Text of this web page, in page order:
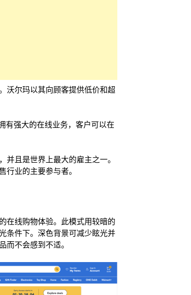
沃尔玛以其向顾客提供低价和超
有强大的在线业务，客户可以在
且是世界上最大的雇主之一。
业的主要参与者。
在线购物体验。此模式用较暗的
条件下。深色背景可减少眩光并
而不会感到不适。